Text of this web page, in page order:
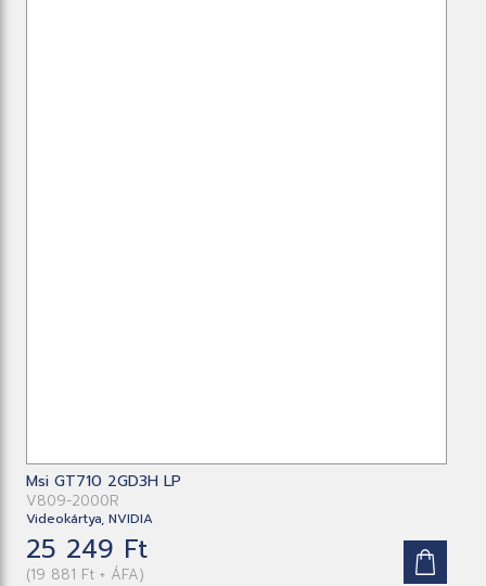
Msi GT710 2GD3H LP
V809-2000R
Videokártya, NVIDIA
25 249 Ft
(19 881 Ft + ÁFA)